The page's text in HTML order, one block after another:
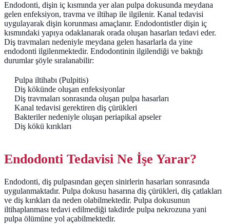
Endodonti, dişin iç kısmında yer alan pulpa dokusunda meydana
gelen enfeksiyon, travma ve iltihap ile ilgilenir. Kanal tedavisi
uygulayarak dişin korunması amaçlanır. Endodontistler dişin iç
kısmındaki yapıya odaklanarak orada oluşan hasarları tedavi eder.
Diş travmaları nedeniyle meydana gelen hasarlarla da yine
endodonti ilgilenmektedir. Endodontinin ilgilendiği ve baktığı
durumlar şöyle sıralanabilir:
Pulpa iltihabı (Pulpitis)
Diş kökünde oluşan enfeksiyonlar
Diş travmaları sonrasında oluşan pulpa hasarları
Kanal tedavisi gerektiren diş çürükleri
Bakteriler nedeniyle oluşan periapikal apseler
Diş kökü kırıkları
Endodonti Tedavisi Ne İşe Yarar?
Endodonti, diş pulpasından geçen sinirlerin hasarları sonrasında
uygulanmaktadır. Pulpa dokusu hasarına diş çürükleri, diş çatlakları
ve diş kırıkları da neden olabilmektedir. Pulpa dokusunun
iltihaplanması tedavi edilmediği takdirde pulpa nekrozuna yani
pulpa ölümüne yol açabilmektedir.